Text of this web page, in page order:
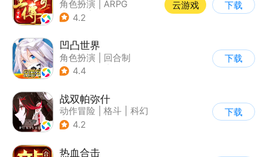
角色扮演
ARPG
| 传奇
4.2
云游戏 下载
凹凸世界
角色扮演
回合制
| 动漫改编
4.4
下载
战双帕弥什
动作冒险 格斗
科幻
| 美少女
4.2
下载
热血合击